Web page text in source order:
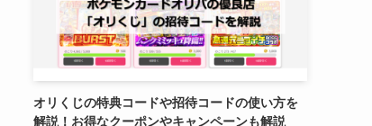
オリくじの特典コードや招待コードの使い方を
解説！お得なクーポンやキャンペーンも解説